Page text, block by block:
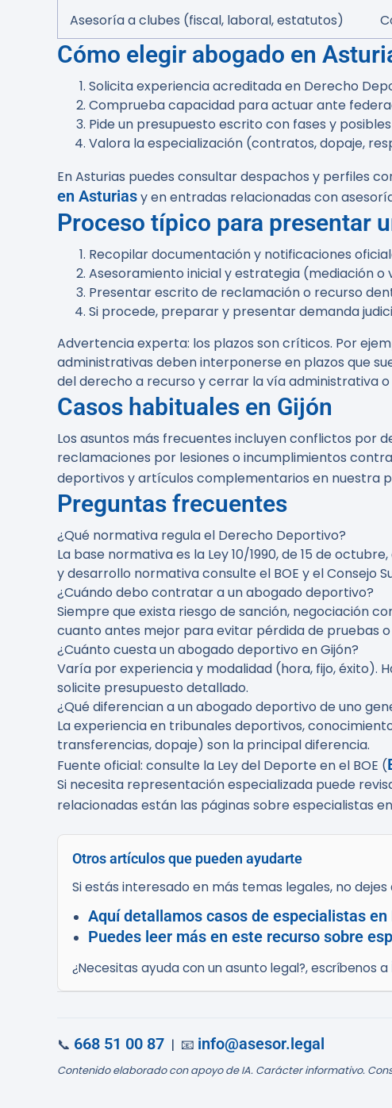
Asesoría a clubes (fiscal, laboral, estatutos)
Cómo elegir abogado en
Solicita experiencia acreditada en Derecho
Comprueba capacidad para actuar ante
Pide un presupuesto escrito con fases y
Valora la especialización (contratos, dopaje,
En Asturias puedes consultar despachos y perfiles
en Asturiasy en entradas relacionadas con
Proceso típico para presentar
Recopilar documentación y notificaciones
Asesoramiento inicial y estrategia (mediación
Presentar escrito de reclamación o recurso
Si procede, preparar y presentar demanda
Advertencia experta: los plazos son críticos. Por
administrativas deben interponerse en plazos que
del derecho a recurso y cerrar la vía administrativa
Casos habituales en Gijón
Los asuntos más frecuentes incluyen conflictos por
reclamaciones por lesiones o incumplimientos
deportivos y artículos complementarios en nuestra
Preguntas frecuentes
¿Qué normativa regula el Derecho Deportivo?
La base normativa es la Ley 10/1990, de 15 de
y desarrollo normativa consulte el BOE y el Consejo
¿Cuándo debo contratar a un abogado deportivo?
Siempre que exista riesgo de sanción, negociación
cuanto antes mejor para evitar pérdida de pruebas o
¿Cuánto cuesta un abogado deportivo en Gijón?
Varía por experiencia y modalidad (hora, fijo, éxito).
solicite presupuesto detallado.
¿Qué diferencian a un abogado deportivo de uno
La experiencia en tribunales deportivos,
transferencias, dopaje) son la principal diferencia.
Fuente oficial: consulte la Ley del Deporte en el BOE (
Si necesita representación especializada puede
relacionadas están las páginas sobre especialistas
Otros artículos que pueden ayudarte
Si estás interesado en más temas legales, no
Aquí detallamos casos de especialistas
Puedes leer más en este recurso sobre
¿Necesitas ayuda con un asunto legal?, escríbenos a
📞 668 51 00 87 | 📧 info@asesor.legal
Contenido elaborado con apoyo de IA. Carácter informativo.